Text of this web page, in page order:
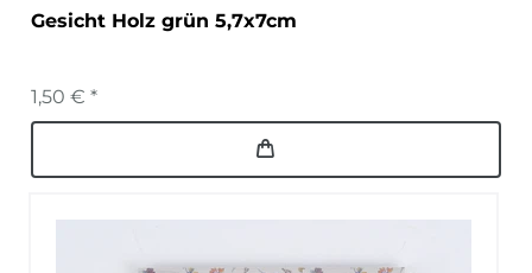
Gesicht Holz grün 5,7x7cm
1,50 € *